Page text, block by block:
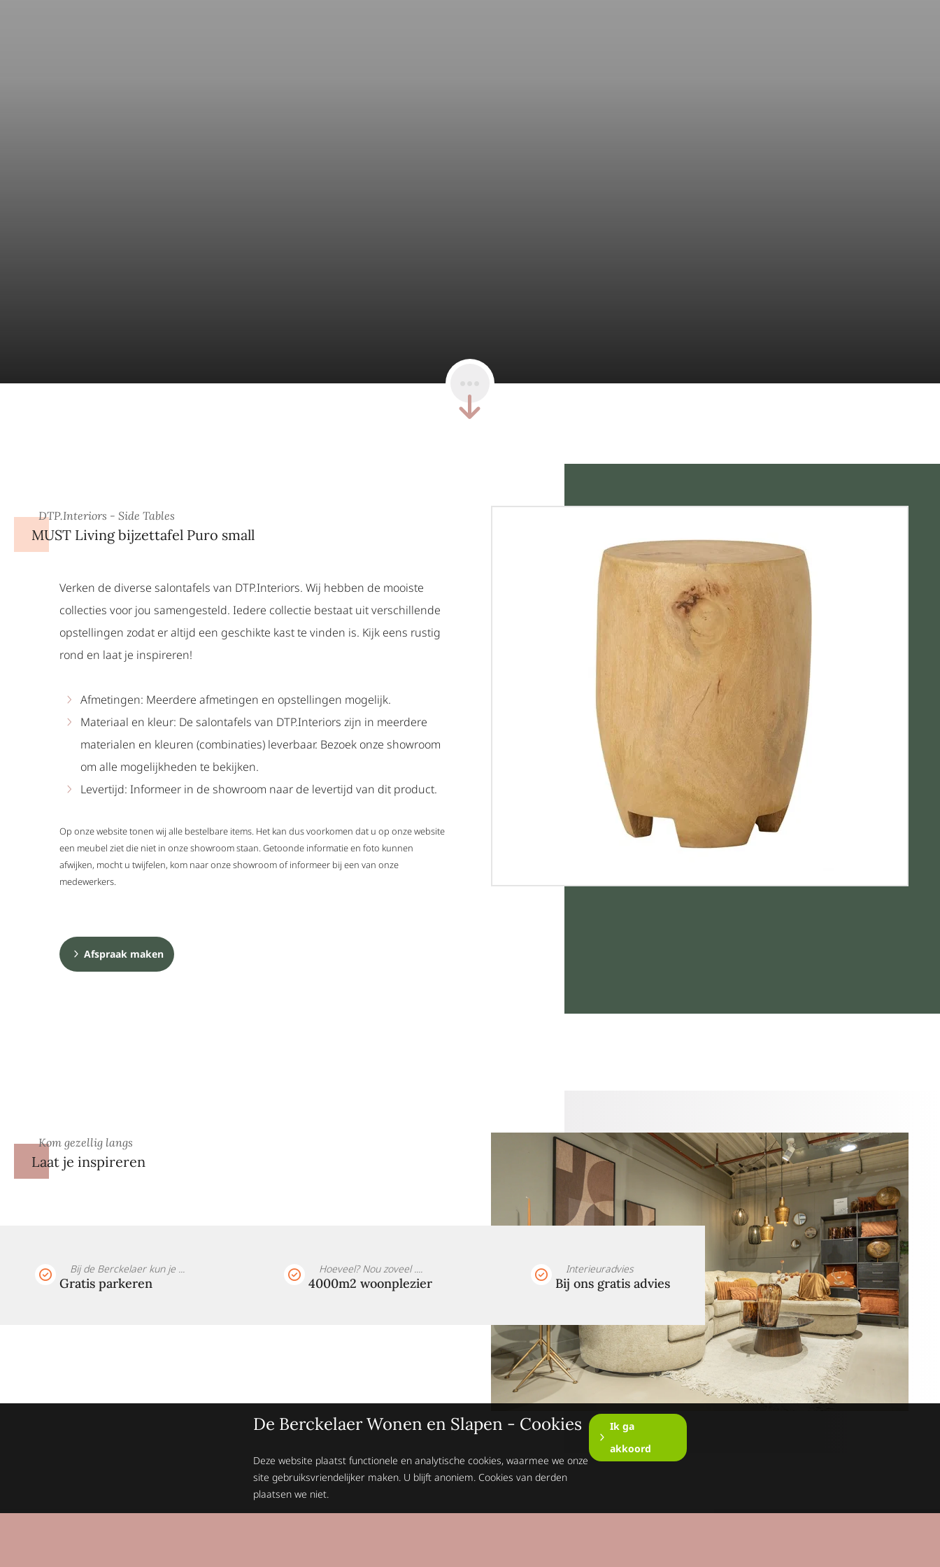
DTP.Interiors - Side Tables
MUST Living bijzettafel Puro small
Verken de diverse salontafels van DTP.Interiors. Wij hebben de mooiste
collecties voor jou samengesteld. Iedere collectie bestaat uit verschillende
opstellingen zodat er altijd een geschikte kast te vinden is. Kijk eens rustig
rond en laat je inspireren!
Afmetingen: Meerdere afmetingen en opstellingen mogelijk.
Materiaal en kleur: De salontafels van DTP.Interiors zijn in meerdere
materialen en kleuren (combinaties) leverbaar. Bezoek onze showroom
om alle mogelijkheden te bekijken.
Levertijd: Informeer in de showroom naar de levertijd van dit product.
Op onze website tonen wij alle bestelbare items. Het kan dus voorkomen dat u op onze website
een meubel ziet die niet in onze showroom staan. Getoonde informatie en foto kunnen
afwijken, mocht u twijfelen, kom naar onze showroom of informeer bij een van onze
medewerkers.
Afspraak maken
Kom gezellig langs
Laat je inspireren
Bij de Berckelaer kun je ...
Gratis parkeren
Hoeveel? Nou zoveel ....
4000m2 woonplezier
Interieuradvies
Bij ons gratis advies
De Berckelaer Wonen en Slapen - Cookies
Deze website plaatst functionele en analytische cookies, waarmee we onze
site gebruiksvriendelijker maken. U blijft anoniem. Cookies van derden
plaatsen we niet.
Ik ga
akkoord